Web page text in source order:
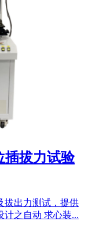
插拔力试验
拔出力测试，提供
计之自动 求心装...